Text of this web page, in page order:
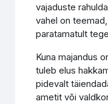
vajaduste
vahel on
paratamatult
Kuna majandus
tuleb elus
pidevalt
ametit või